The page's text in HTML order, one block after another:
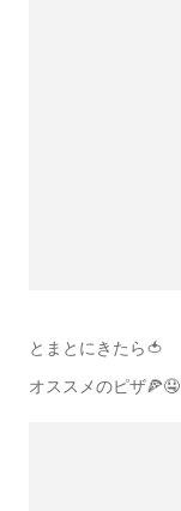
とまとにきたら🍅
オススメのピザ🍕🤤